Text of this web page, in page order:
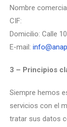
Nombre
CIF:
Domicilio: Calle
E-mail:
3 – Principios
Siempre hemos
servicios con el
tratar sus datos